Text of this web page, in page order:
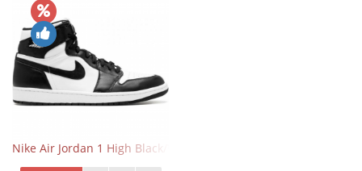
Nike Air Jordan 1 High Black/White